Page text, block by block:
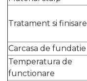
Tratament si finisare
Carcasa de fundatie
Temperatura de
functionare